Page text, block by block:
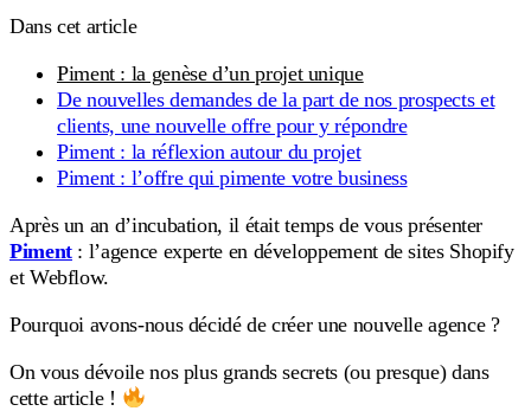
Dans cet article
Piment : la genèse d’un projet unique
De nouvelles demandes de la part de nos prospects et
clients, une nouvelle offre pour y répondre
Piment : la réflexion autour du projet
Piment : l’offre qui pimente votre business
Après un an d’incubation, il était temps de vous présenter
Piment: l’agence experte en développement de sites Shopify
et Webflow.
Pourquoi avons-nous décidé de créer une nouvelle agence ?
On vous dévoile nos plus grands secrets (ou presque) dans
cette article !